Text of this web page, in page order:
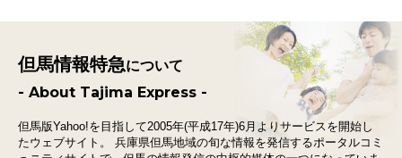
但馬情報特急について
- About Tajima Express -
但馬版Yahoo!を目指して2005年(平成17年)6月よりサービスを開始し
たウェブサイト。
兵庫県但馬地域の旬な情報を発信するポータルコミ